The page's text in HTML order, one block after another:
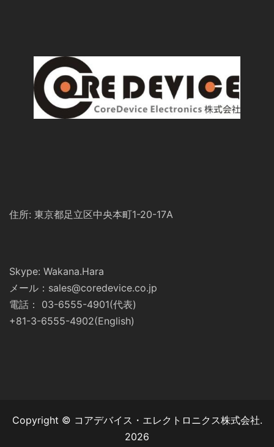
住所: 東京都足立区中央本町1-20-17A
Skype: Wakana.Hara
メール：sales@coredevice.co.jp
電話： 03-6555-4901(代表)
+81-3-6555-4902(English)
Copyright © コアデバイス・エレクトロニクス株式会社.
2026